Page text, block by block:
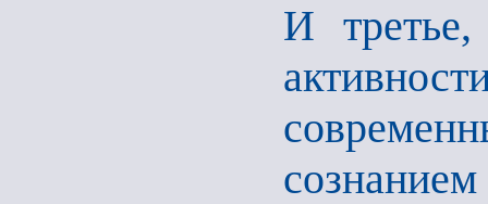
И третье,